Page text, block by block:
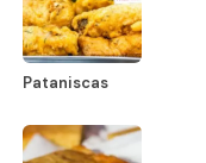
Pataniscas